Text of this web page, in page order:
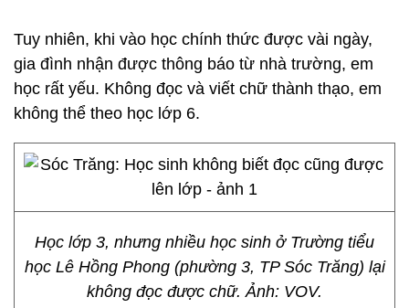
Tuy nhiên, khi vào học chính thức được vài ngày,
gia đình nhận được thông báo từ nhà trường, em
học rất yếu. Không đọc và viết chữ thành thạo, em
không thể theo học lớp 6.
Học lớp 3, nhưng nhiều học sinh ở Trường tiểu
học Lê Hồng Phong (phường 3, TP Sóc Trăng) lại
không đọc được chữ. Ảnh: VOV.